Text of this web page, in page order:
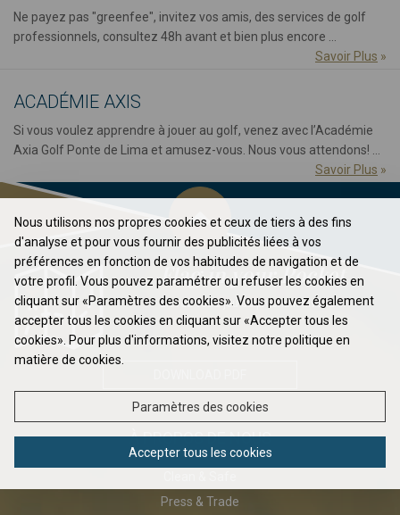
Ne payez pas "greenfee", invitez vos amis, des services de golf
professionnels, consultez 48h avant et bien plus encore ...
Savoir Plus »
ACADÉMIE AXIS
Si vous voulez apprendre à jouer au golf, venez avec l’Académie
Axia Golf Ponte de Lima et amusez-vous. Nous vous attendons! ...
Savoir Plus »
Flag in your Pocket
Élevez votre jeu au prochain niveau ...
À PROPOS DE NOUS
Press & Trade
Nous utilisons nos propres cookies et ceux de tiers à des fins
d'analyse et pour vous fournir des publicités liées à vos
préférences en fonction de vos habitudes de navigation et de
votre profil. Vous pouvez paramétrer ou refuser les cookies en
cliquant sur «Paramètres des cookies». Vous pouvez également
accepter tous les cookies en cliquant sur «Accepter tous les
cookies». Pour plus d'informations, visitez notre politique en
matière de cookies.
Paramètres des cookies
Accepter tous les cookies